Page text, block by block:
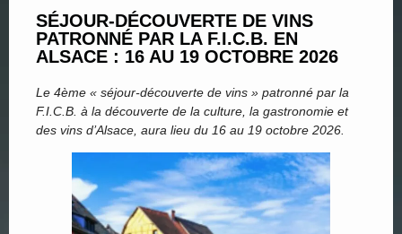
SÉJOUR-DÉCOUVERTE DE VINS
PATRONNÉ PAR LA F.I.C.B. EN
ALSACE : 16 AU 19 OCTOBRE 2026
Le 4ème « séjour-découverte de vins » patronné par la
F.I.C.B. à la découverte de la culture, la gastronomie et
des vins d’Alsace, aura lieu du 16 au 19 octobre 2026.